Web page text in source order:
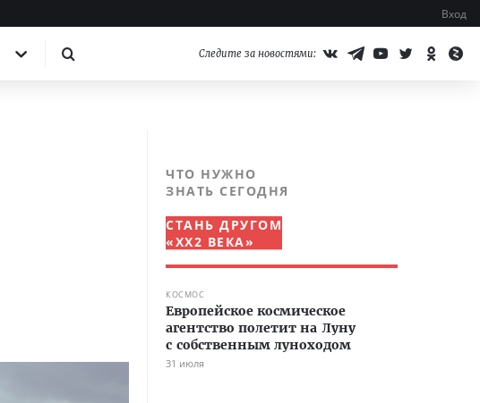
Вход
Следите за новостями:
ЧТО НУЖНО
ЗНАТЬ СЕГОДНЯ
СТАНЬ ДРУГОМ
«XX2 ВЕКА»
КОСМОС
Европейское космическое
агентство полетит на Луну
с собственным луноходом
31 июля